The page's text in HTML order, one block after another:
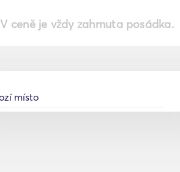
| V ceně je vždy zahrnuta posádka.